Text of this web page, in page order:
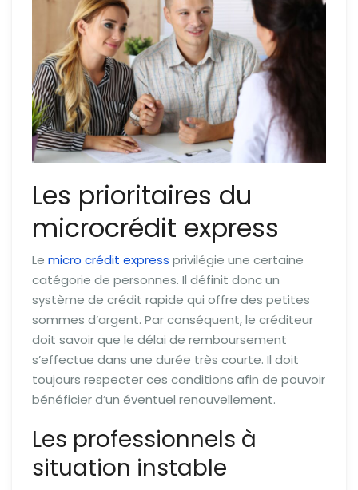
Les prioritaires du
microcrédit express
Le micro crédit express privilégie une certaine
catégorie de personnes. Il définit donc un
système de crédit rapide qui offre des petites
sommes d’argent. Par conséquent, le créditeur
doit savoir que le délai de remboursement
s’effectue dans une durée très courte. Il doit
toujours respecter ces conditions afin de pouvoir
bénéficier d’un éventuel renouvellement.
Les professionnels à
situation instable